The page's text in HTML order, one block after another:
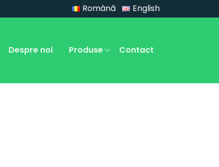
Română English
Despre noi Produse Contact